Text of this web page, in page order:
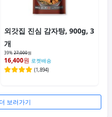
외갓집 진심 감자탕, 900g, 3
개
39%27,000원
16,400원 로켓배송
(1,894)
보러가기